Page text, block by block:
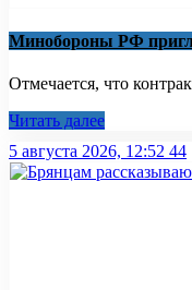
Минобoроны РФ
Отмечается, что
Читать далее
5 августа 2026, 12:52 44